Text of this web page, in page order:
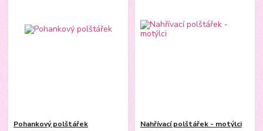
Pohankový polštářek Nahřívací polštářek - motýlci